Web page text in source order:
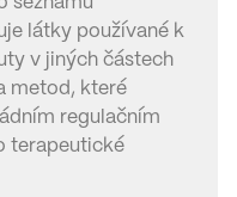
látky používané k
v jiných částech
metod, které
regulačním
terapeutické